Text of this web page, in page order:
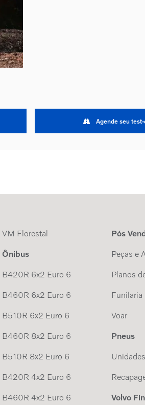
Agende seu
VM Florestal
Ônibus
B420R 6x2 Euro 6
B460R 6x2 Euro 6
B510R 6x2 Euro 6
B460R 8x2 Euro 6
B510R 8x2 Euro 6
B420R 4x2 Euro 6
B460R 4x2 Euro 6
Pós
Peças e
Planos
Funilaria
Voar
Pneus
Unidades
Volvo